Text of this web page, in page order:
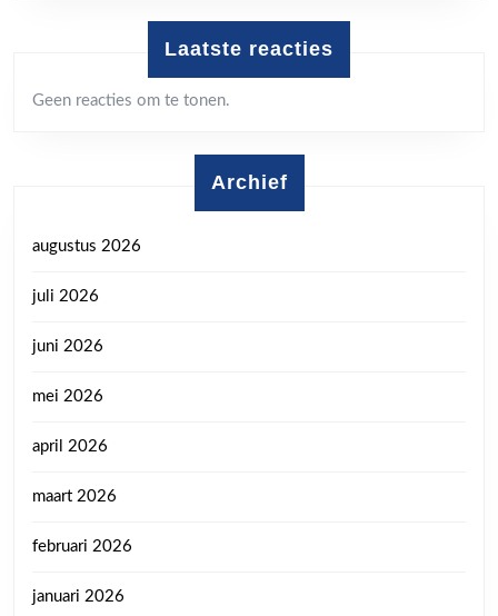
Laatste reacties
Geen reacties om te tonen.
Archief
augustus 2026
juli 2026
juni 2026
mei 2026
april 2026
maart 2026
februari 2026
januari 2026